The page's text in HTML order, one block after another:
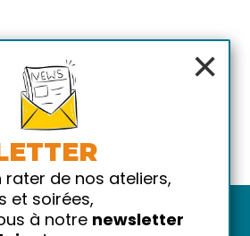
×
rater de nos ateliers,
et soirées,
à notre newsletter